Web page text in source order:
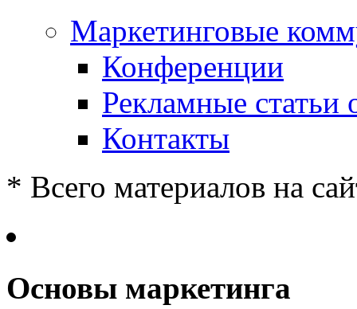
Маркетинговые
Конференции
Рекламные статьи
Контакты
* Всего материалов на
Основы маркетинга